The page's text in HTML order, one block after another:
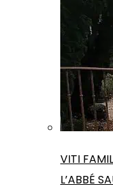
VITI
L’ABBÉ